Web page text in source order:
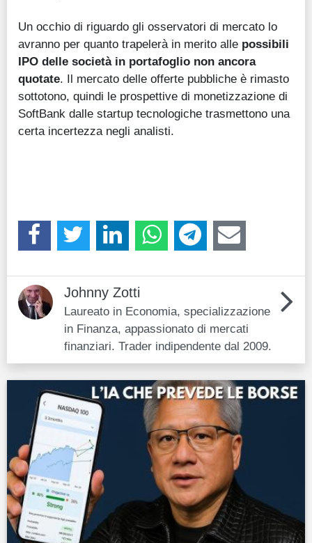
Un occhio di riguardo gli osservatori di mercato lo
avranno per quanto trapelerà in merito alle possibili
IPO delle società in portafoglio non ancora
quotate. Il mercato delle offerte pubbliche è rimasto
sottotono, quindi le prospettive di monetizzazione di
SoftBank dalle startup tecnologiche trasmettono una
certa incertezza negli analisti.
Johnny Zotti
Laureato in Economia, specializzazione
in Finanza, appassionato di mercati
finanziari. Trader indipendente dal 2009.